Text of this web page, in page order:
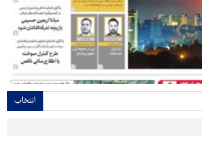
انتخاب